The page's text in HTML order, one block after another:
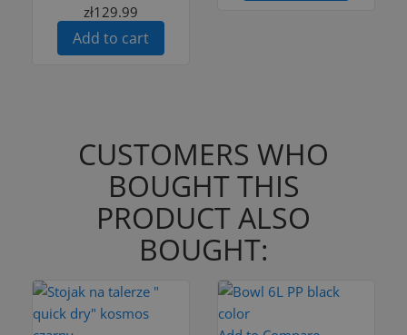
zł129.99
Add to cart
CUSTOMERS WHO
BOUGHT THIS
PRODUCT ALSO
BOUGHT: